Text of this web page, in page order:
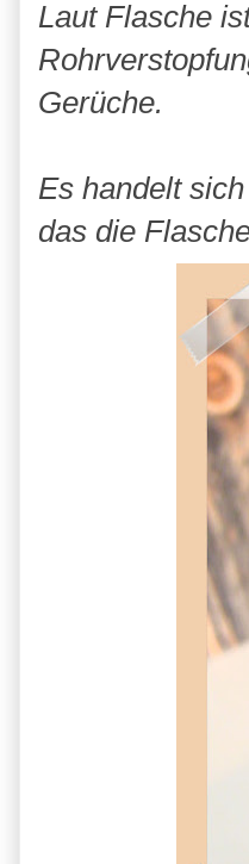
Laut Flasche
Gerüche.
Es handelt
das die